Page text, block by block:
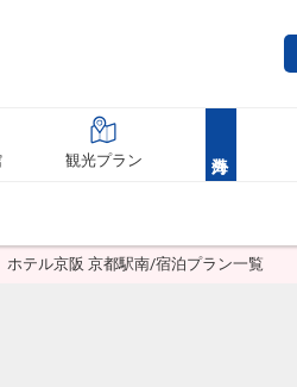
観光プラン
ホテル京阪 京都駅南/宿泊プラン一覧